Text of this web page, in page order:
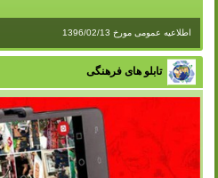
اطلاعیه عمومی مورخ 1396/02/13
تابلو های فرهنگی